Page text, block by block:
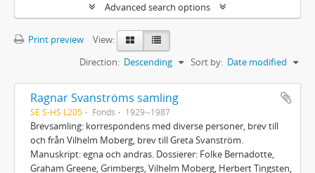
Advanced search options
Print preview
View:
Sort by: Date modified
Direction: Descending
Ragnar Svanströms samling
SE S-HS L205 Fonds 1929--1987
Brevsamling: korrespondens med diverse personer, brev till
och från Vilhelm Moberg, brev till Greta Svanström.
Manuskript: egna och andras. Dossierer: Folke Bernadotte,
Graham Greene, Grimbergs, Vilhelm Moberg, Herbert Tingsten,